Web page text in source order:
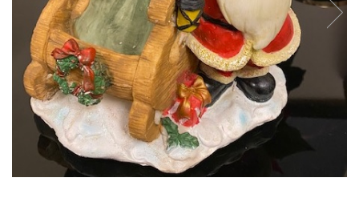
Cele mai votate
Cu video
Pret
0 Lei - 100 Lei
100 Lei - 200 Lei
200 Lei - 300 Lei
300 Lei - 500 Lei
500 Lei - 1000 Lei